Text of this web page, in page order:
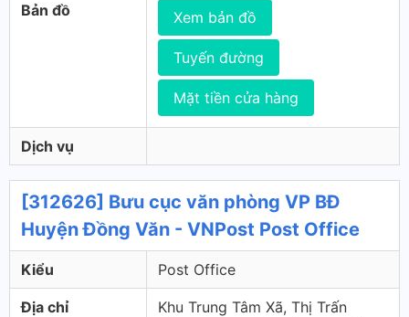
Bản đồ Xem bản đồ
Tuyến đường
Mặt tiền cửa hàng
Dịch vụ
[312626] Bưu cục văn phòng VP BĐ
Huyện Đồng Văn - VNPost Post Office
Kiểu Post Office
Địa chỉ
Khu Trung Tâm Xã, Thị Trấn